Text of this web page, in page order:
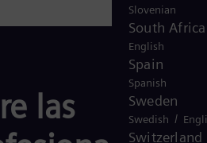
Slovenian
South Africa
English
Spain
Spanish
Sweden
Swedish /
Switzerland
las